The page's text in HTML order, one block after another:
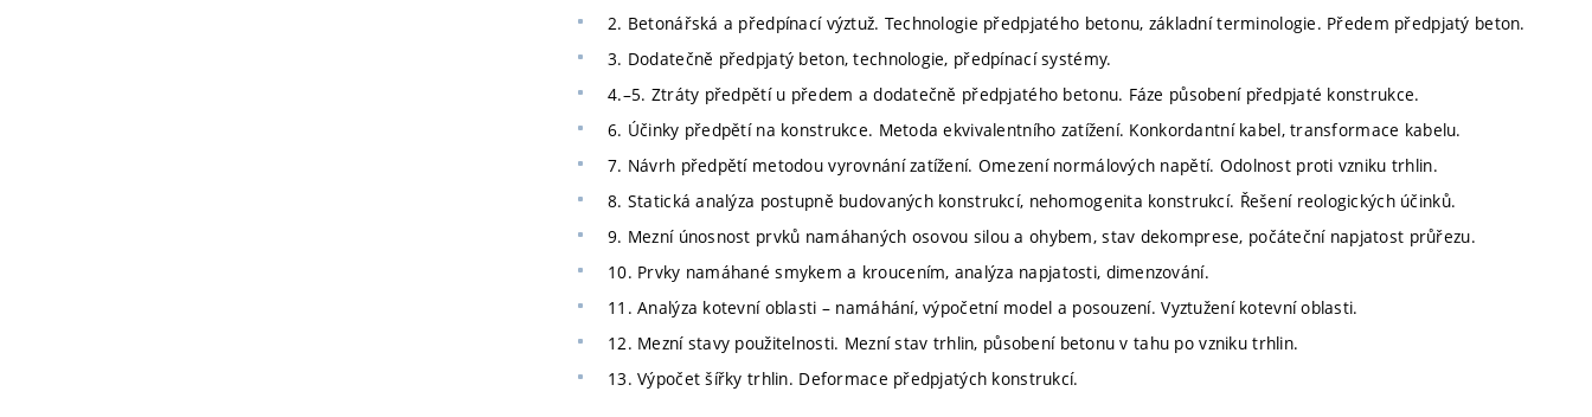
2. Betonářská a předpínací výztuž. Technologie předpjatého betonu, základní terminologie. Předem předpjatý beton.
3. Dodatečně předpjatý beton, technologie, předpínací systémy.
4.–5. Ztráty předpětí u předem a dodatečně předpjatého betonu. Fáze působení předpjaté konstrukce.
6. Účinky předpětí na konstrukce. Metoda ekvivalentního zatížení. Konkordantní kabel, transformace kabelu.
7. Návrh předpětí metodou vyrovnání zatížení. Omezení normálových napětí. Odolnost proti vzniku trhlin.
8. Statická analýza postupně budovaných konstrukcí, nehomogenita konstrukcí. Řešení reologických účinků.
9. Mezní únosnost prvků namáhaných osovou silou a ohybem, stav dekomprese, počáteční napjatost průřezu.
10. Prvky namáhané smykem a kroucením, analýza napjatosti, dimenzování.
11. Analýza kotevní oblasti – namáhání, výpočetní model a posouzení. Vyztužení kotevní oblasti.
12. Mezní stavy použitelnosti. Mezní stav trhlin, působení betonu v tahu po vzniku trhlin.
13. Výpočet šířky trhlin. Deformace předpjatých konstrukcí.